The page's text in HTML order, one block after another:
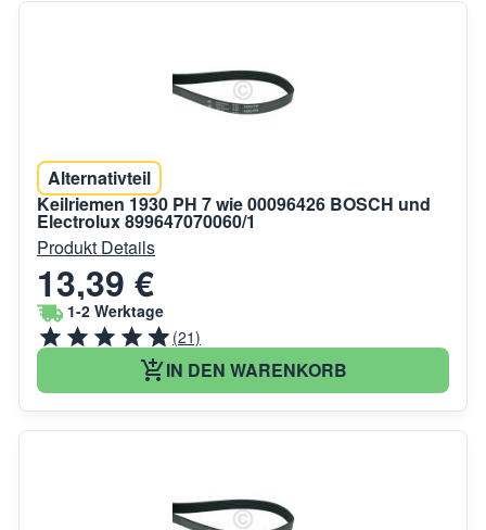
Alternativteil
Keilriemen 1930 PH 7 wie 00096426 BOSCH und
Electrolux 899647070060/1
Produkt Details
13,39 €
1-2 Werktage
(21)
IN DEN WARENKORB